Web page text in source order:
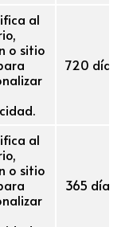
al
o sitio
720 días
al
o sitio
365 días